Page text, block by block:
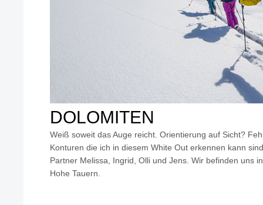
DOLOMITEN
Weiß soweit das Auge reicht. Orientierung auf Sicht?
Konturen die ich in diesem White Out erkennen kann
Partner Melissa, Ingrid, Olli und Jens. Wir befinden uns
Hohe Tauern.